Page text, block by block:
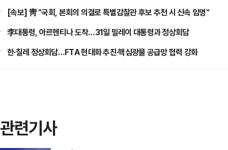
[속보] 靑 "국회, 본회의 의결로 특별감찰관 후보 추천 시 신속 임명"
李대통령, 아르헨티나 도착…31일 밀레이 대통령과 정상회담
한·칠레 정상회담…FTA 현대화 추진·핵심광물 공급망 협력 강화
관련기사